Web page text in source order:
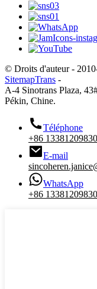
© Droits d'auteur -
SitemapTrans -
A-4 Sinotrans Plaza,
Pékin, Chine.
Téléphone
+86 13381209830
E-mail
WhatsApp
+86 13381209830